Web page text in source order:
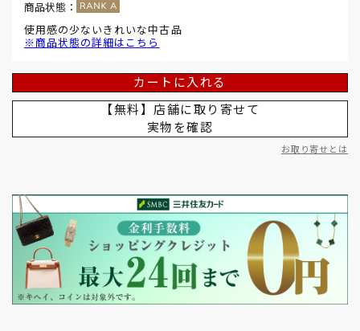
商品状態：
使用感の少ないきれいな中古品
※商品状態の詳細はこちら
カートに入れる
【無料】店舗に取り寄せて
実物を確認
お取り寄せとは